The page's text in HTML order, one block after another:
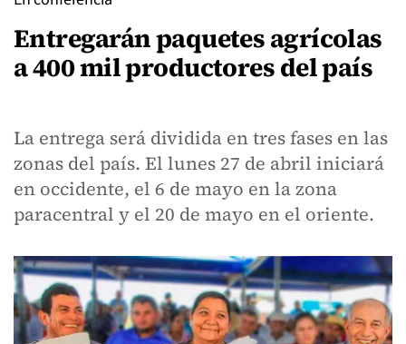
Entregarán paquetes agrícolas
a 400 mil productores del país
La entrega será dividida en tres fases en las
zonas del país. El lunes 27 de abril iniciará
en occidente, el 6 de mayo en la zona
paracentral y el 20 de mayo en el oriente.